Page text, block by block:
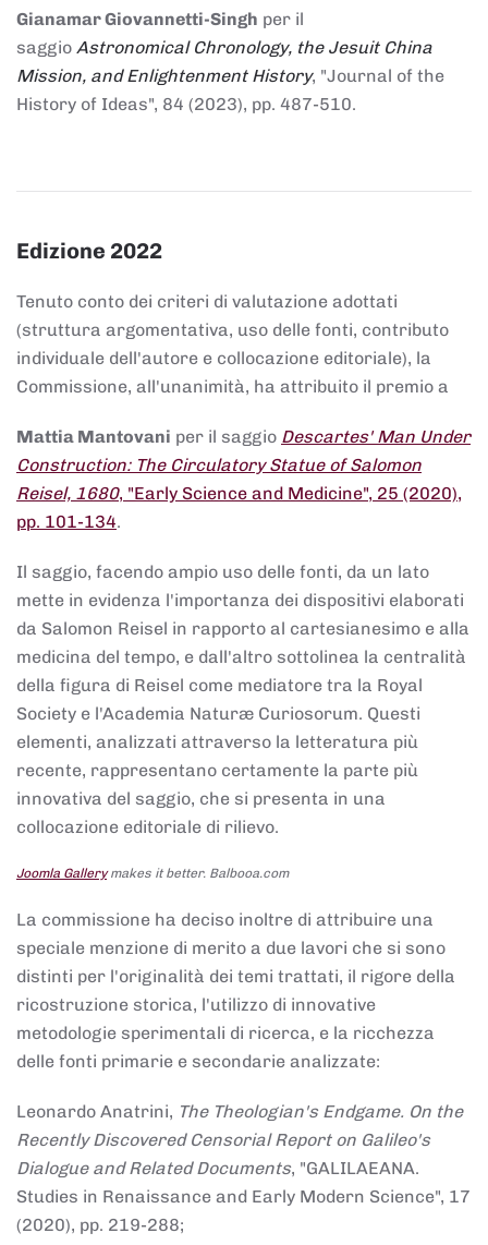
Gianamar Giovannetti-Singh per il
saggio Astronomical Chronology, the Jesuit China
Mission, and Enlightenment History, "Journal of the
History of Ideas", 84 (2023), pp. 487-510.
Edizione 2022
Tenuto conto dei criteri di valutazione adottati
(struttura argomentativa, uso delle fonti, contributo
individuale dell'autore e collocazione editoriale), la
Commissione, all'unanimità, ha attribuito il premio a
Mattia Mantovani per il saggio Descartes' Man Under
Construction: The Circulatory Statue of Salomon
Reisel, 1680, "Early Science and Medicine", 25 (2020),
pp. 101-134.
Il saggio, facendo ampio uso delle fonti, da un lato
mette in evidenza l'importanza dei dispositivi elaborati
da Salomon Reisel in rapporto al cartesianesimo e alla
medicina del tempo, e dall'altro sottolinea la centralità
della figura di Reisel come mediatore tra la Royal
Society e l'Academia Naturæ Curiosorum. Questi
elementi, analizzati attraverso la letteratura più
recente, rappresentano certamente la parte più
innovativa del saggio, che si presenta in una
collocazione editoriale di rilievo.
Joomla Gallerymakes it better. Balbooa.com
La commissione ha deciso inoltre di attribuire una
speciale menzione di merito a due lavori che si sono
distinti per l'originalità dei temi trattati, il rigore della
ricostruzione storica, l'utilizzo di innovative
metodologie sperimentali di ricerca, e la ricchezza
delle fonti primarie e secondarie analizzate:
Leonardo Anatrini, The Theologian's Endgame. On the
Recently Discovered Censorial Report on Galileo's
Dialogue and Related Documents, "GALILAEANA.
Studies in Renaissance and Early Modern Science", 17
(2020), pp. 219-288;